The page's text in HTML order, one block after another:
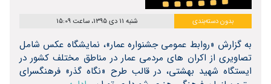
بدون دسته‌بندی شنبه 11 دی 1395، ساعت 15:09
به گزارش «روابط عمومی جشنواره عمار»، نمایشگاه عکس شامل
تصاویری از اکران های مردمی عمار در مناطق مختلف کشور در
ایستگاه شهید بهشتی، در قالب طرح «نگاه گذر» فرهنگسرای